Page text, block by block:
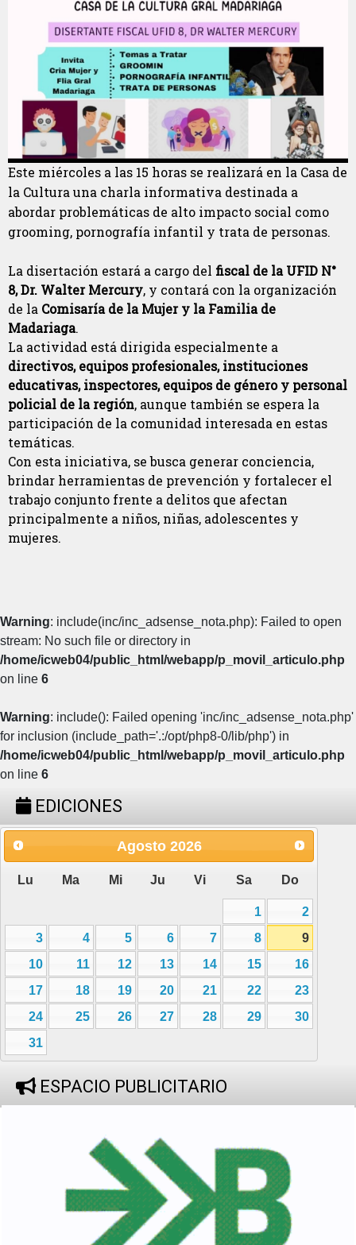
Este miércoles a las 15 horas se realizará en la Casa de
la Cultura una charla informativa destinada a
abordar problemáticas de alto impacto social como
grooming, pornografía infantil y trata de personas.
La disertación estará a cargo del fiscal de la UFID N°
8, Dr. Walter Mercury, y contará con la organización
de la Comisaría de la Mujer y la Familia de
Madariaga.
La actividad está dirigida especialmente a
directivos, equipos profesionales, instituciones
educativas, inspectores, equipos de género y personal
policial de la región, aunque también se espera la
participación de la comunidad interesada en estas
temáticas.
Con esta iniciativa, se busca generar conciencia,
brindar herramientas de prevención y fortalecer el
trabajo conjunto frente a delitos que afectan
principalmente a niños, niñas, adolescentes y
mujeres.
Warning: include(inc/inc_adsense_nota.php): Failed to open
stream: No such file or directory in
/home/icweb04/public_html/webapp/p_movil_articulo.php
on line 6
Warning: include(): Failed opening 'inc/inc_adsense_nota.php'
for inclusion (include_path='.:/opt/php8-0/lib/php') in
/home/icweb04/public_html/webapp/p_movil_articulo.php
on line 6
EDICIONES
Agosto 2026
Lu Ma Mi Ju Vi Sa Do
1
2
3
4 5 6 7 8
9
10
11 12 13 14 15
16
17
18 19 20 21 22
23
24
25 26 27 28 29
30
31
ESPACIO PUBLICITARIO